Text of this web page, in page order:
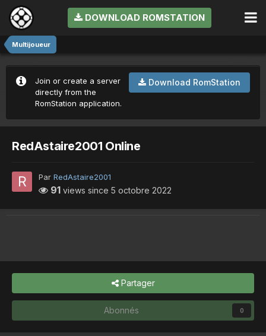
DOWNLOAD ROMSTATION
Multijoueur
Download RomStation
Join or create a server
directly from the
RomStation application.
RedAstaire2001 Online
Par RedAstaire2001
91 views since 5 octobre 2022
Partager
Abonnés 0